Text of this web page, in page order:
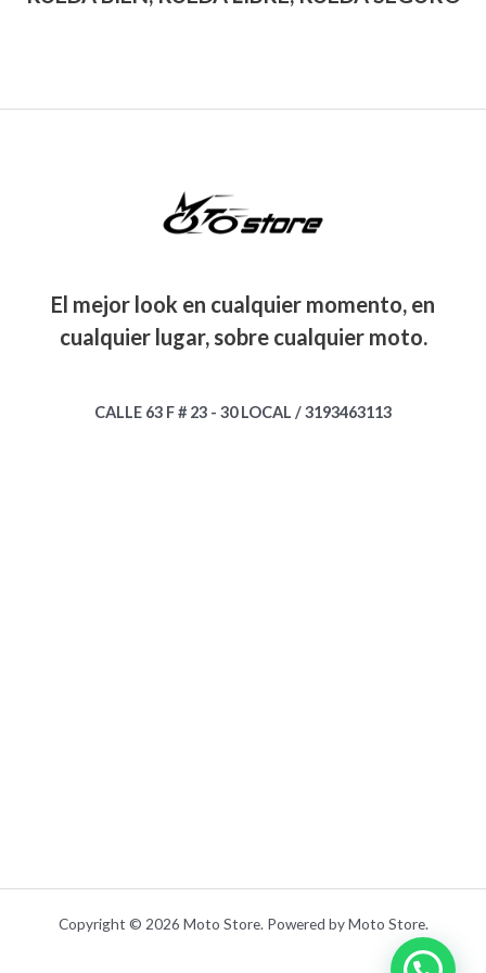
El mejor look en cualquier momento, en
cualquier lugar, sobre cualquier moto.
CALLE 63 F # 23 - 30 LOCAL / 3193463113
Copyright © 2026 Moto Store. Powered by Moto Store.